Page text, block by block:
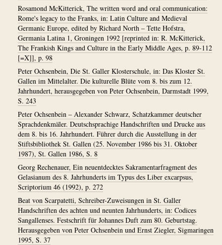
Rosamond McKitterick, The written word and oral communication:
Rome's legacy to the Franks, in: Latin Culture and Medieval
Germanic Europe, edited by Richard North – Tette Hofstra,
Germania Latina 1, Groningen 1992 [reprinted in: R. McKitterick,
The Frankish Kings and Culture in the Early Middle Ages, p. 89-112
[=X]], p. 98
Peter Ochsenbein, Die St. Galler Klosterschule, in: Das Kloster St.
Gallen im Mittelalter. Die kulturelle Blüte vom 8. bis zum 12.
Jahrhundert, herausgegeben von Peter Ochsenbein, Darmstadt 1999,
S. 243
Peter Ochsenbein – Alexander Schwarz, Schatzkammer deutscher
Sprachdenkmäler. Deutschsprachige Handschriften und Drucke aus
dem 8. bis 16. Jahrhundert. Führer durch die Ausstellung in der
Stiftsbibliothek St. Gallen (25. November 1986 bis 31. Oktober
1987), St. Gallen 1986, S. 8
Georg Rechenauer, Ein neuentdecktes Sakramentarfragment des
Gelasianum des 8. Jahrhunderts im Typus des Liber excarpsus,
Scriptorium 46 (1992), p. 272
Beat von Scarpatetti, Schreiber-Zuweisungen in St. Galler
Handschriften des achten und neunten Jahrhunderts, in: Codices
Sangallenses. Festschrift für Johannes Duft zum 80. Geburtstag.
Herausgegeben von Peter Ochsenbein und Ernst Ziegler, Sigmaringen
1995, S. 37